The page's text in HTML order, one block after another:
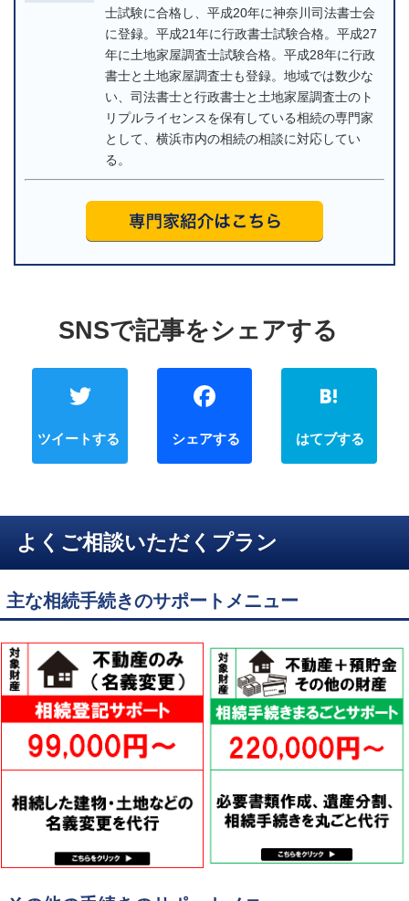
士試験に合格し、平成20年に神奈川司法書士会
に登録。平成21年に行政書士試験合格。平成27
年に土地家屋調査士試験合格。平成28年に行政
書士と土地家屋調査士も登録。地域では数少な
い、司法書士と行政書士と土地家屋調査士のト
リプルライセンスを保有している相続の専門家
として、横浜市内の相続の相談に対応してい
る。
Twitter
よくご相談いただくプラン
主な相続手続きのサポートメニュー